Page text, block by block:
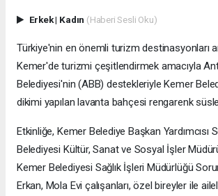
Erkek| Kadın (Haberi Sesli Oku)
Türkiye'nin en önemli turizm destinasyonları
Kemer'de turizmi çeşitlendirmek amacıyla
Belediyesi'nin (ABB) destekleriyle Kemer
dikimi yapılan lavanta bahçesi rengarenk
Etkinliğe, Kemer Belediye Başkan Yardımcısı
Belediyesi Kültür, Sanat ve Sosyal İşler
Kemer Belediyesi Sağlık İşleri Müdürlüğü
Erkan, Mola Evi çalışanları, özel bireyler ile